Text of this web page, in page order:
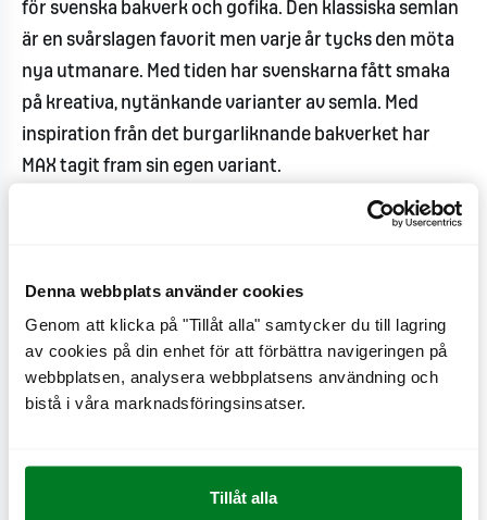
Denna webbplats använder cookies
Genom att klicka på "Tillåt alla" samtycker du till lagring
av cookies på din enhet för att förbättra navigeringen på
webbplatsen, analysera webbplatsens användning och
bistå i våra marknadsföringsinsatser.
Tillåt alla
för svenska bakverk och gofika. Den klassiska semlan
är en svårslagen favorit men varje år tycks den möta
nya utmanare. Med tiden har svenskarna fått smaka
på kreativa, nytänkande varianter av semla. Med
inspiration från det burgarliknande bakverket har
MAX tagit fram sin egen variant.
– Vi älskar semlor och vi älskar att prova nya
semlaburgare, men vi tyckte att det var roligare och
mer överraskande att gifta ihop vår Lyxshake med
semlans smaker. Resultatet är magiskt! Att smaka vår
drickbara tolkning är som att avnjuta ett fluffigt,
mjukt litet moln där balanserad sötma möter en djup
perfekta to-go-semlan och kanske den första
drickbara semlan? Ta med den till fikarummet på